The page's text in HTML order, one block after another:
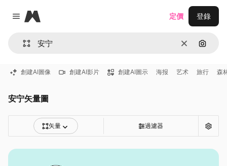
Close menu
Magnific
清除 通過圖
定價 登錄
創建AI圖像 創建AI影片 創建AI圖示 海报 艺术 旅行 森
安宁矢量圖
矢量 過濾器